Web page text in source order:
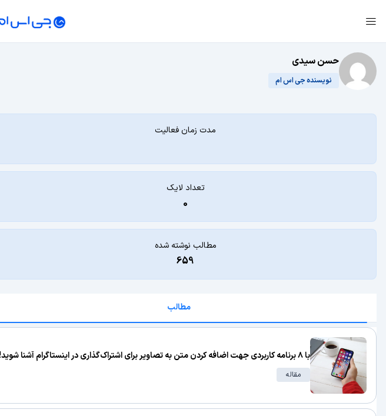
حسن سیدی
نویسنده جی اس ام
مدت زمان فعالیت
تعداد لایک
0
مطالب نوشته شده
659
مطالب
با ۸ برنامه کاربردی جهت اضافه کردن متن به تصاویر برای اشتراک‌گذاری در اینستاگرام آشنا شوید!
مقاله